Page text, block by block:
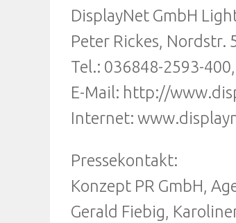
DisplayNet GmbH
Peter Rickes, Nordstr.
Tel.: 036848-2593-
E-Mail: http://
Internet:
Pressekontakt:
Konzept PR GmbH,
Gerald Fiebig,